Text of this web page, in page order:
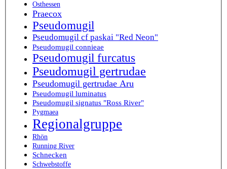
Osthessen
Praecox
Pseudomugil
Pseudomugil cf paskai "Red Neon"
Pseudomugil connieae
Pseudomugil furcatus
Pseudomugil gertrudae
Pseudomugil gertrudae Aru
Pseudomugil luminatus
Pseudomugil signatus "Ross River"
Pygmaea
Regionalgruppe
Rhön
Running River
Schnecken
Schwebstoffe